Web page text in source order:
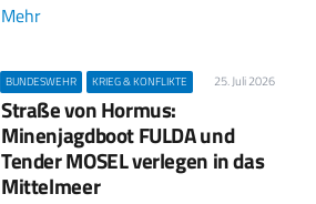
Mehr
BUNDESWEHR KRIEG & KONFLIKTE 25. Juli 2026
Straße von Hormus:
Minenjagdboot FULDA und
Tender MOSEL verlegen in das
Mittelmeer